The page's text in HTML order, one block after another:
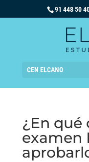
91 448 50
CEN ELCANO
¿En qué
examen